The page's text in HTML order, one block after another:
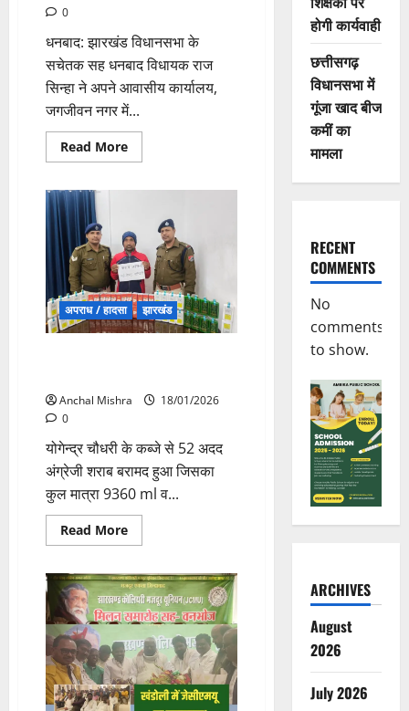
0
धनबाद: झारखंड विधानसभा के
सचेतक सह धनबाद विधायक राज
सिन्हा ने अपने आवासीय कार्यालय,
जगजीवन नगर में...
Read MoreRead
more
महत्वपूर्ण
बैठक
अपराध / हादसा झारखंड
Anchal Mishra
18/01/2026
0
योगेन्द्र चौधरी के कब्जे से 52 अदद
अंग्रेजी शराब बरामद हुआ जिसका
कुल मात्रा 9360 ml व...
Read MoreRead
more
सतर्क
में
अंग्रेजी
शराब
साथ
एक
शराब
तस्कर
गिरफ्तार
होगी कार्यवाही
छत्तीसगढ़
विधानसभा में
गूंजा खाद बीज
कमीं का
मामला
RECENT
COMMENTS
No
comments
to show.
ARCHIVES
August
2026
July 2026